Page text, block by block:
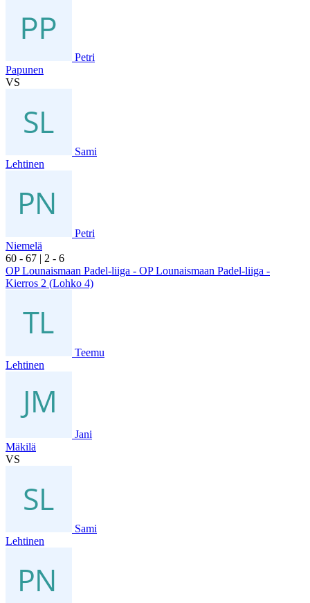
Petri
Papunen
VS
Sami
Lehtinen
Petri
Niemelä
60 - 67 | 2 - 6
OP Lounaismaan Padel-liiga - OP Lounaismaan Padel-liiga -
Kierros 2 (Lohko 4)
Teemu
Lehtinen
Jani
Mäkilä
VS
Sami
Lehtinen